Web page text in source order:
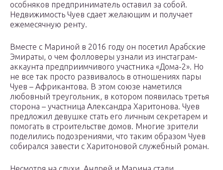
особняков предприниматель оставил за собой.
Недвижимость Чуев сдает желающим и получает
ежемесячную ренту.
Вместе с Мариной в 2016 году он посетил Арабские
Эмираты, о чем фолловеры узнали из инстаграм-
аккаунта предприимчивого участника «Дома-2». Но
не все так просто развивалось в отношениях пары
Чуев – Африкантова. В этом союзе наметился
любовный треугольник, в котором появилась третья
сторона – участница Александра Харитонова. Чуев
предложил девушке стать его личным секретарем и
помогать в строительстве домов. Многие зрители
поделились подозрениями, что таким образом Чуев
собирался завести с Харитоновой служебный роман.